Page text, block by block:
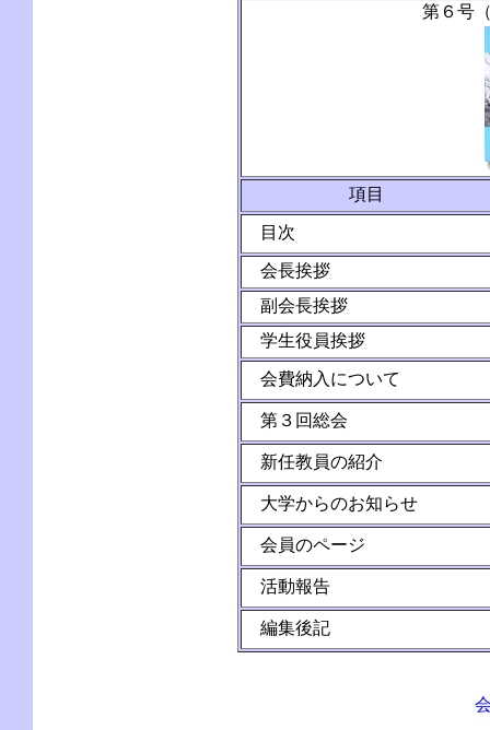
第６号
項目
目次
会長挨拶
副会長挨拶
学生役員挨拶
会費納入について
第３回総会
新任教員の紹介
大学からのお知らせ
会員のページ
活動報告
編集後記